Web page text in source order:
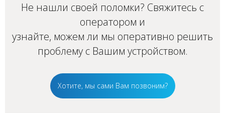
Не нашли своей поломки? Свяжитесь с
оператором и
узнайте, можем ли мы оперативно решить
проблему с Вашим устройством.
Хотите, мы сами Вам позвоним?